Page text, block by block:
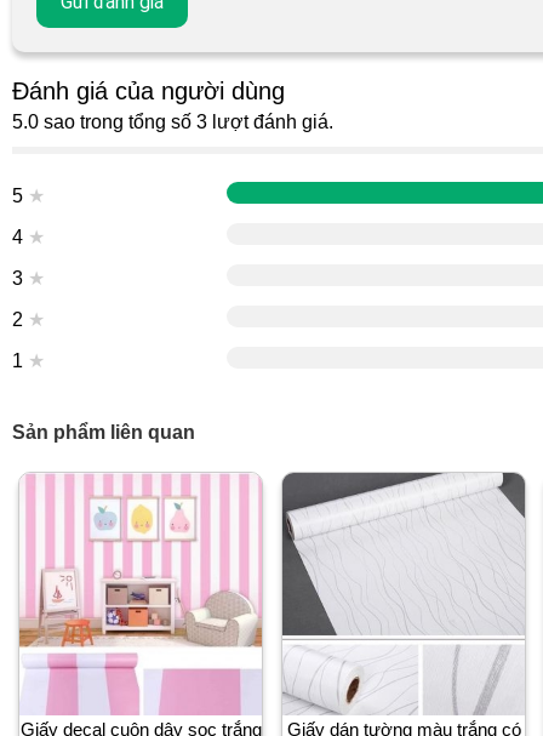
Đánh giá của người dùng
5.0 sao trong tổng số 3 lượt đánh giá.
5 ★
4 ★
3 ★
2 ★
1 ★
Sản phẩm liên quan
Giấy decal cuộn dây sọc trắng Giấy dán tường màu trắng có